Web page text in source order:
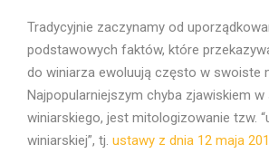
Tradycyjnie zaczynamy od
podstawowych faktów, które
do winiarza ewoluują często w swoiste
Najpopularniejszym chyba zjawiskiem
winiarskiego, jest mitologizowanie tzw.
winiarskiej”, tj. ustawy z dnia 12 maja